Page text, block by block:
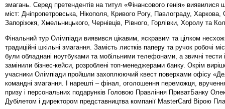
змагань. Серед претендентів на титул «Фінансового генія» виявилися
міст: Дніпропетровська, Нікополя, Кривого Рогу, Павлограду, Харкова,
Запоріжжя, Хмельницького, Чернівців, Рівного, Горлівки, Хоролу та
Фінальний тур Олімпіади виявився цікавим, яскравим та цілком
традиційні шкільні змагання. Замість листків паперу та ручок робочі
були обладнані ноутбуками та мобільними телефонами, а звичні тести
замінили бізнес-кейси, розроблені топ-менеджерами банку. Окрім
учасники Олімпіади пройшли захоплюючий квест поверхами офісу
командні змагання. І нарешті – фінал, оголошення переможця,
призу і персональних подарунків Головою Правління ПриватБанку
Дубілетом і директором представництва компанії MasterCard Вірою